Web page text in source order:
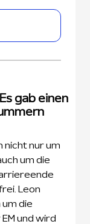
gab einen
nicht nur um
um die
Leon
die
und wird